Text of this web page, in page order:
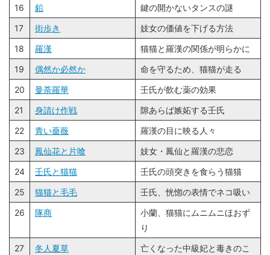
16
鉛
鍵の開かないタンスの謎
17
街歩き
妓女の価値を下げる方法
18
羅漢
猫猫と羅漢の関係が明らかに
19
偶然か必然か
命を守るため、猫猫が走る
20
曼荼羅華
壬氏が飲む薬の効果
21
身請け作戦
隙あらば嫉妬する壬氏
22
青い薔薇
羅漢の目に映る人々
23
鳳仙花と片喰
妓女・鳳仙と羅漢の悲恋
24
壬氏と猫猫
壬氏の頭突きを食らう猫猫
25
猫猫と毛毛
壬氏、恍惚の表情でネコ吸い
26
隊商
小蘭、猫猫にムニムニほおず
り
27
冬人夏草
亡くなった中級妃と毒きのこ